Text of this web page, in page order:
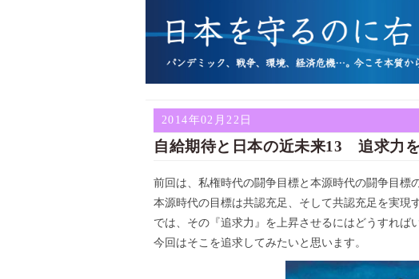
2014年02月22日
自給期待と日本の近未来13 追求力
前回は、私権時代の闘争目標と本源時代の闘争目標
本源時代の目標は共認充足、そして共認充足を実現
では、その『追求力』を上昇させるにはどうすれば
今回はそこを追求してみたいと思います。